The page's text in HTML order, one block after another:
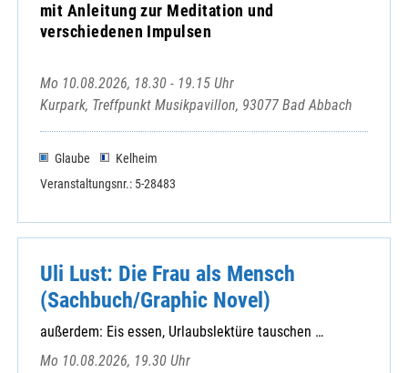
mit Anleitung zur Meditation und
verschiedenen Impulsen
Mo 10.08.2026, 18.30 - 19.15 Uhr
Kurpark, Treffpunkt Musikpavillon, 93077 Bad Abbach
Glaube
Kelheim
Veranstaltungsnr.: 5-28483
Uli Lust: Die Frau als Mensch
(Sachbuch/Graphic Novel)
außerdem: Eis essen, Urlaubslektüre tauschen …
Mo 10.08.2026, 19.30 Uhr